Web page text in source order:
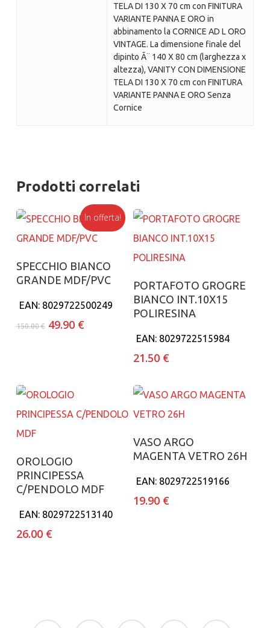
TELA DI 130 X 70 cm con FINITURA
VARIANTE PANNA E ORO in
abbinamento la CORNICE AD L ORO
VINTAGE. La dimensione finale del
dipinto Ã¨ 140 X 80 cm (larghezza x
altezza), VANITY CON DIMENSIONE
TELA DI 130 X 70 cm con FINITURA
VARIANTE PANNA E ORO Senza
Cornice
Prodotti correlati
In offerta!
Aggiungi al carrello
SPECCHIO BIANCO
GRANDE MDF/PVC
EAN: 8029722500249
150.00€ Il
49.90 €Il
Aggiungi al carrello
PORTAFOTO GROGRE
BIANCO INT.10X15
POLIRESINA
EAN: 8029722515984
21.50 €
Aggiungi al carrello
OROLOGIO
PRINCIPESSA
C/PENDOLO MDF
EAN: 8029722513140
26.00 €
Aggiungi al carrello
VASO ARGO
MAGENTA VETRO 26H
EAN: 8029722519166
19.90 €
facebook google- instagram whatsapp tiktok